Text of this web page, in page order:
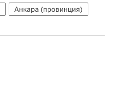
Анкара (провинция)